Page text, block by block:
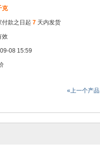
克
付款之日起 7 天内发货
效
08 15:59
«上一个产品